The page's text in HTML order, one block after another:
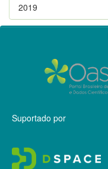
2019
Suportado por